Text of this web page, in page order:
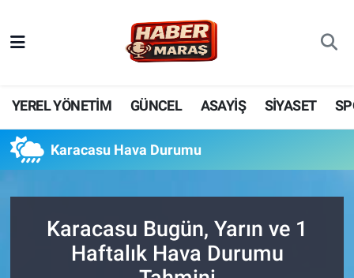
YEREL YÖNETİM GÜNCEL ASAYİŞ SİYASET
Karacasu Hava Durumu
Karacasu Bugün, Yarın ve 1
Haftalık Hava Durumu
YEREL YÖNETİM
GÜNCEL
BİLİM VE TEKNOLOJİ
SPOR
DÜNYA
Nöbetçi Eczaneler
Hava Durumu
Trafik Durumu
Tüm Manşetler
Son Dakika Haberleri